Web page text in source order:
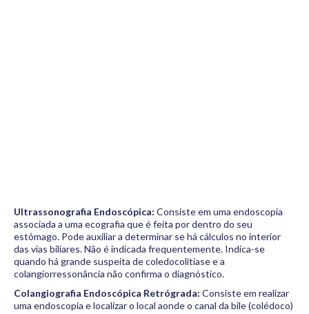
Ultrassonografia Endoscópica: Consiste em uma endoscopia
associada a uma ecografia que é feita por dentro do seu
estômago. Pode auxiliar a determinar se há cálculos no interior
das vias biliares. Não é indicada frequentemente. Indica-se
quando há grande suspeita de coledocolitíase e a
colangiorressonância não confirma o diagnóstico.
Colangiografia Endoscópica Retrógrada: Consiste em realizar
uma endoscopia e localizar o local aonde o canal da bile (colédoco)